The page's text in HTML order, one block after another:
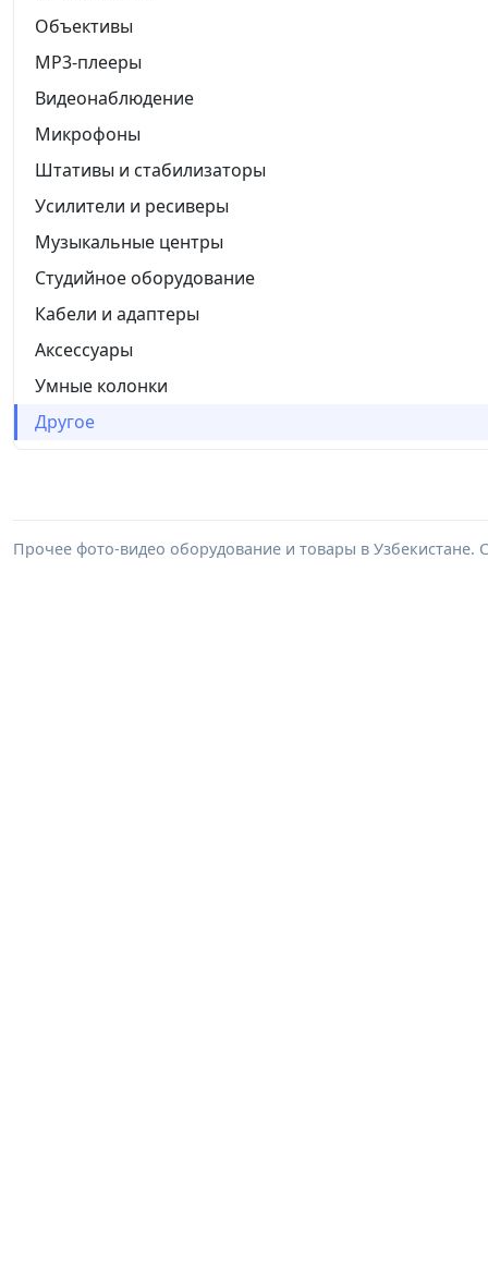
Объективы
MP3-плееры
Видеонаблюдение
Микрофоны
Штативы и стабилизаторы
Усилители и ресиверы
Музыкальные центры
Студийное оборудование
Кабели и адаптеры
Аксессуары
Умные колонки
Другое
Прочее фото-видео оборудование и товары в